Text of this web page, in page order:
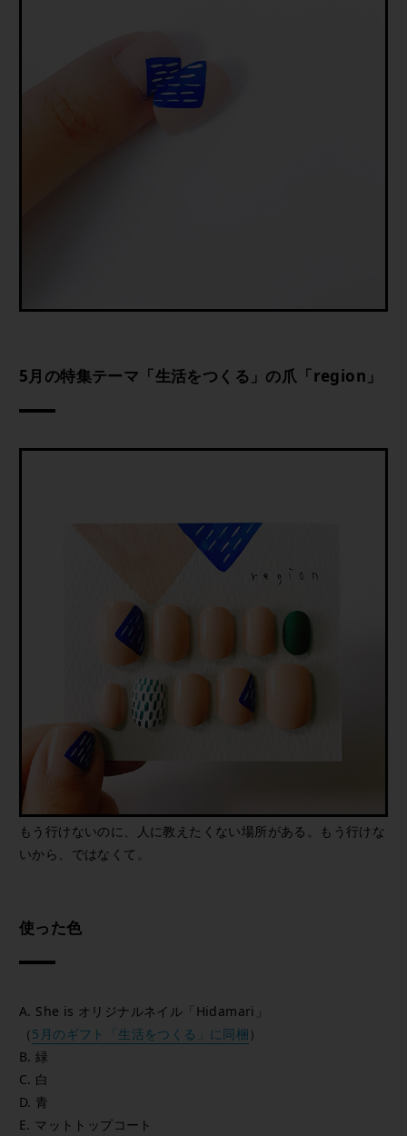
5月の特集テーマ「生活をつくる」の爪「region」
もう行けないのに、人に教えたくない場所がある。もう行けな
いから、ではなくて。
使った色
A. She is オリジナルネイル「Hidamari」
（ 5月のギフト「生活をつくる」に同梱 ）
B. 緑
C. 白
D. 青
E. マットトップコート